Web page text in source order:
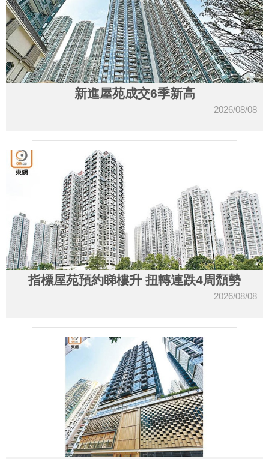
新進屋苑成交6季新高
2026/08/08
指標屋苑預約睇樓升 扭轉連跌4周頹勢
2026/08/08